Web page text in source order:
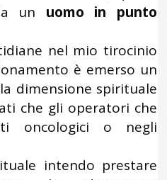
un uomo in punto
nel mio tirocinio
è emerso un
dimensione spirituale
che gli operatori che
oncologici o negli
intendo prestare